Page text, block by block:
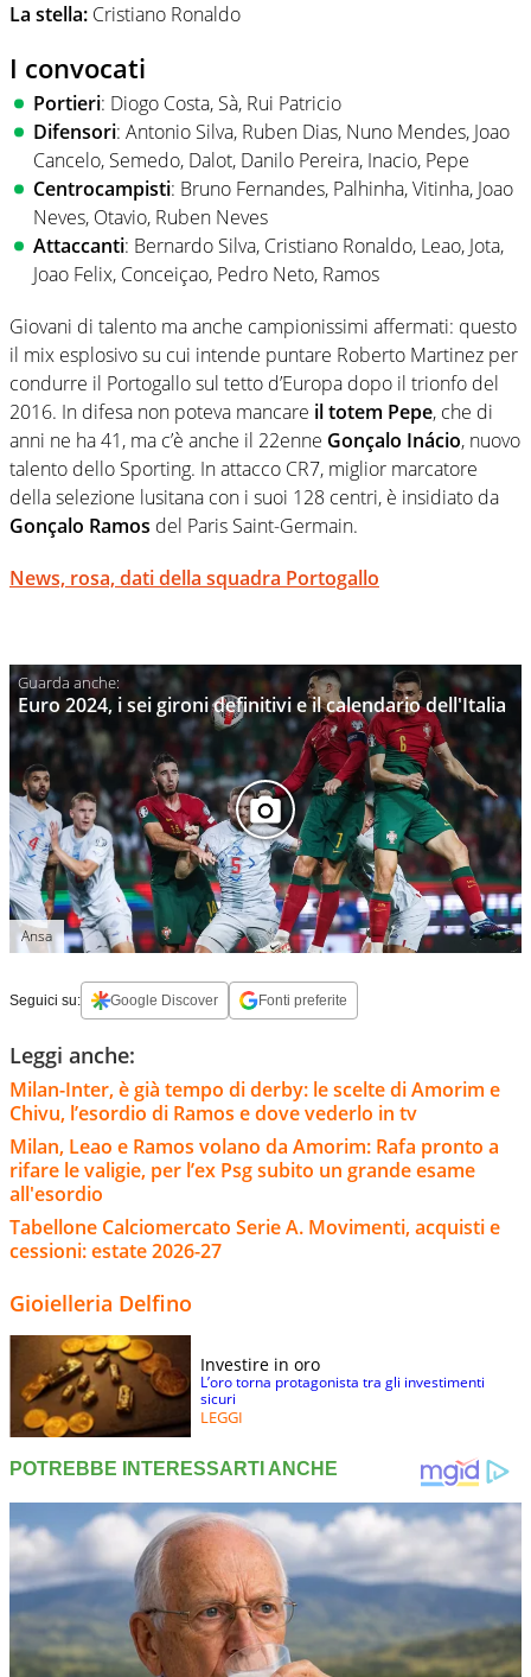
La stella: Cristiano Ronaldo
I convocati
Portieri: Diogo Costa, Sà, Rui Patricio
Difensori: Antonio Silva, Ruben Dias, Nuno Mendes, Joao
Cancelo, Semedo, Dalot, Danilo Pereira, Inacio, Pepe
Centrocampisti: Bruno Fernandes, Palhinha, Vitinha, Joao
Neves, Otavio, Ruben Neves
Attaccanti: Bernardo Silva, Cristiano Ronaldo, Leao, Jota,
Joao Felix, Conceiçao, Pedro Neto, Ramos
Giovani di talento ma anche campionissimi affermati: questo
il mix esplosivo su cui intende puntare Roberto Martinez per
condurre il Portogallo sul tetto d’Europa dopo il trionfo del
2016. In difesa non poteva mancare il totem Pepe, che di
anni ne ha 41, ma c’è anche il 22enne Gonçalo Inácio, nuovo
talento dello Sporting. In attacco CR7, miglior marcatore
della selezione lusitana con i suoi 128 centri, è insidiato da
Gonçalo Ramos del Paris Saint-Germain.
News, rosa, dati della squadra Portogallo
Euro 2024, i sei gironi definitivi e il calendario dell'Italia
Ansa
Seguici su: Google Discover Fonti preferite
Leggi anche:
Milan-Inter, è già tempo di derby: le scelte di Amorim e
Chivu, l’esordio di Ramos e dove vederlo in tv
Milan, Leao e Ramos volano da Amorim: Rafa pronto a
rifare le valigie, per l’ex Psg subito un grande esame
all'esordio
Tabellone Calciomercato Serie A. Movimenti, acquisti e
cessioni: estate 2026-27
Gioielleria Delfino
Investire in oro
L’oro torna protagonista tra gli investimenti
sicuri
LEGGI